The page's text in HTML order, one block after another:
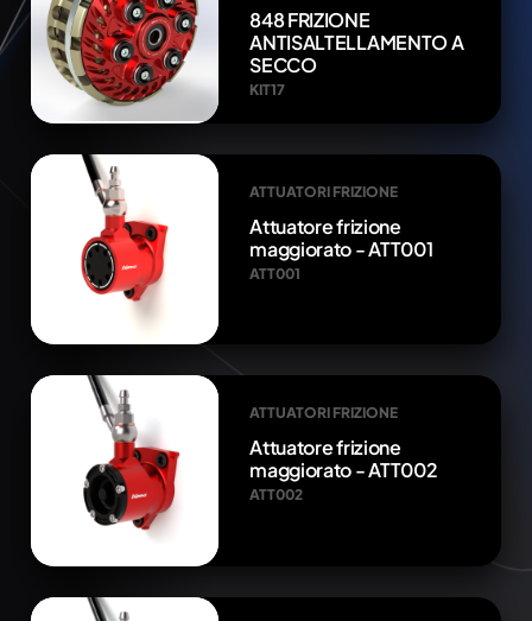
848 FRIZIONE
ANTISALTELLAMENTO A
SECCO
KIT17
ATTUATORI FRIZIONE
Attuatore frizione
maggiorato - ATT001
ATT001
ATTUATORI FRIZIONE
Attuatore frizione
maggiorato - ATT002
ATT002